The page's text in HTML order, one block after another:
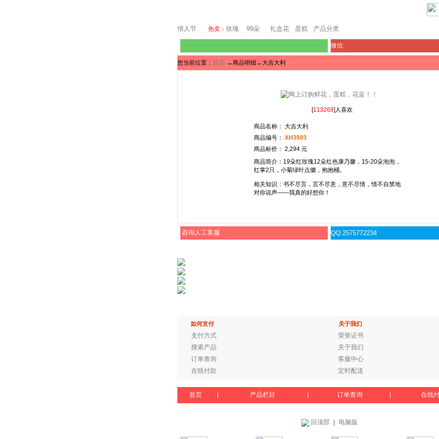
情人节 热卖： 玫瑰 99朵 礼盒花 蛋糕 产品分类
微信:
您当前位置： 首页 →商品明细→大吉大利
[113268]人喜欢
商品名称： 大吉大利
商品编号： XH3903
商品标价： 2,294 元
商品简介：19朵红玫瑰12朵红色康乃馨，15-20朵泡泡，
红掌2只，小菊绿叶点缀，抱抱桶。
相关知识：书不尽言，言不尽意，意不尽情，情不自禁地
对你说声——我真的好想你！
咨询人工客服 QQ:2575772234
如何支付 关于我们
支付方式
荣誉证书
搜索产品
关于我们
订单查询
客服中心
在线付款
定时配送
首页 产品栏目 订单查询 在线
回顶部 电脑版